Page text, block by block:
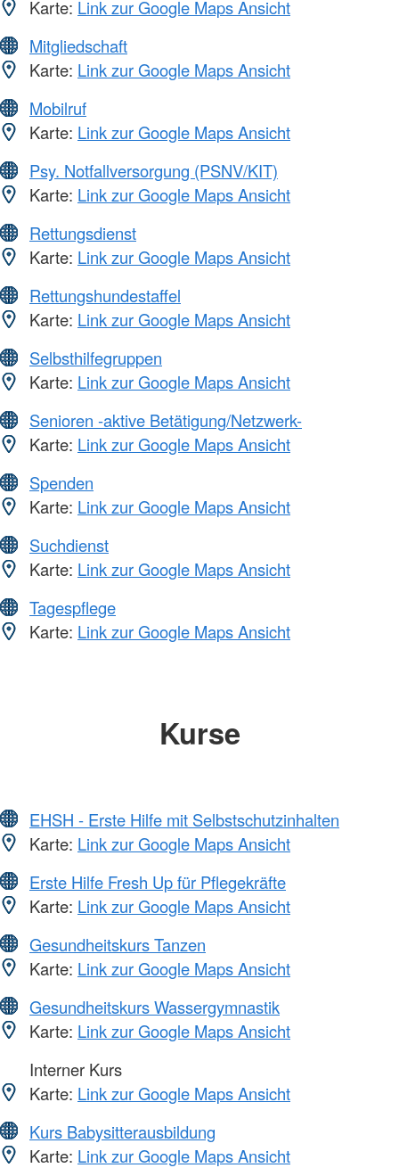
Karte: Link zur Google Maps Ansicht
Mitgliedschaft
Karte: Link zur Google Maps Ansicht
Mobilruf
Karte: Link zur Google Maps Ansicht
Psy. Notfallversorgung (PSNV/KIT)
Karte: Link zur Google Maps Ansicht
Rettungsdienst
Karte: Link zur Google Maps Ansicht
Rettungshundestaffel
Karte: Link zur Google Maps Ansicht
Selbsthilfegruppen
Karte: Link zur Google Maps Ansicht
Senioren -aktive Betätigung/Netzwerk-
Karte: Link zur Google Maps Ansicht
Spenden
Karte: Link zur Google Maps Ansicht
Suchdienst
Karte: Link zur Google Maps Ansicht
Tagespflege
Karte: Link zur Google Maps Ansicht
Kurse
EHSH - Erste Hilfe mit Selbstschutzinhalten
Karte: Link zur Google Maps Ansicht
Erste Hilfe Fresh Up für Pflegekräfte
Karte: Link zur Google Maps Ansicht
Gesundheitskurs Tanzen
Karte: Link zur Google Maps Ansicht
Gesundheitskurs Wassergymnastik
Karte: Link zur Google Maps Ansicht
Interner Kurs
Karte: Link zur Google Maps Ansicht
Kurs Babysitterausbildung
Karte: Link zur Google Maps Ansicht